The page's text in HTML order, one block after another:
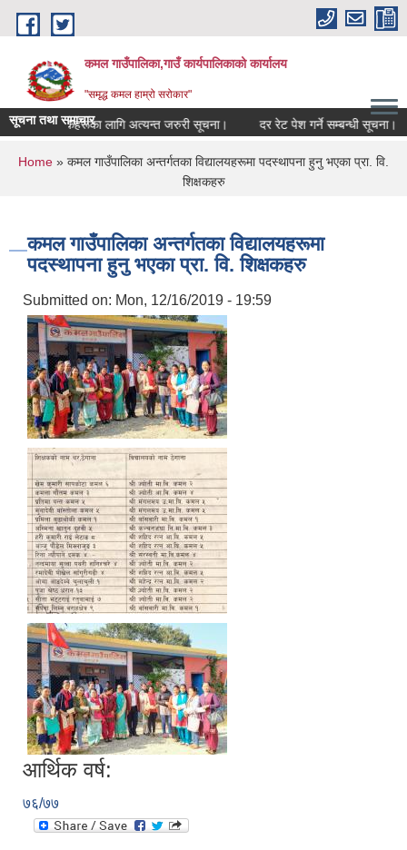
Skip to main content
कमल गाउँपालिका,गाउँ कार्यपालिकाको कार्यालय
"समृद्ध कमल हाम्रो सरोकार"
सूचना तथा समाचार
सम्बन्धी कृषकहरूका लागि अत्यन्त जरुरी सूचना। दर रेट पेश गर्ने सम्बन्धी सूचना।
You are here
Home » कमल गाउँपालिका अन्तर्गतका विद्यालयहरूमा पदस्थापना हुनु भएका प्रा. वि.
शिक्षकहरु
कमल गाउँपालिका अन्तर्गतका विद्यालयहरूमा
पदस्थापना हुनु भएका प्रा. वि. शिक्षकहरु
Submitted on: Mon, 12/16/2019 - 19:59
आर्थिक वर्ष:
७६/७७